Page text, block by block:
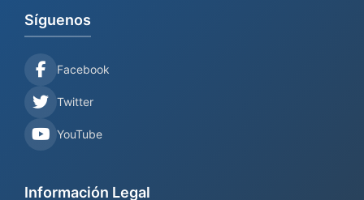
Síguenos
Facebook
Twitter
YouTube
Información Legal